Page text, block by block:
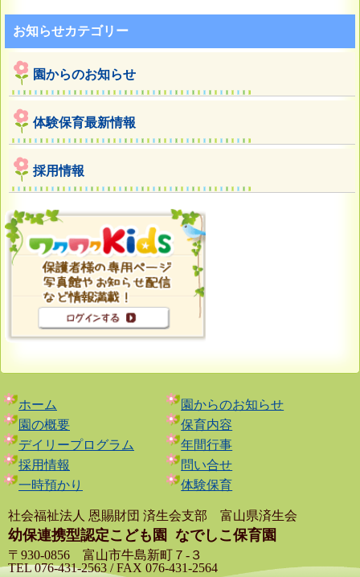
お知らせカテゴリー
園からのお知らせ
体験保育最新情報
採用情報
ホーム
園からのお知らせ
園の概要
保育内容
デイリープログラム
年間行事
採用情報
問い合せ
一時預かり
体験保育
社会福祉法人 恩賜財団 済生会支部 富山県済生会
幼保連携型認定こども園 なでしこ保育園
〒930-0856 富山市牛島新町７-３
TEL 076-431-2563 / FAX 076-431-2564